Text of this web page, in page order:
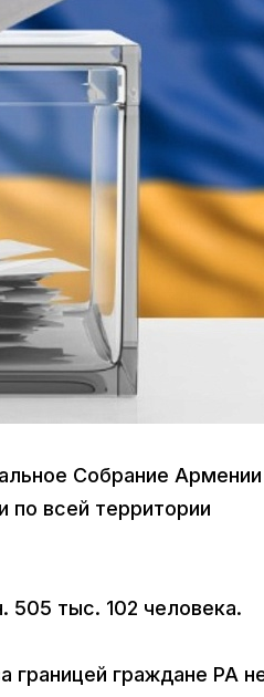
Собрание Армении
всей территории
505 тыс. 102 человека.
границей граждане РА